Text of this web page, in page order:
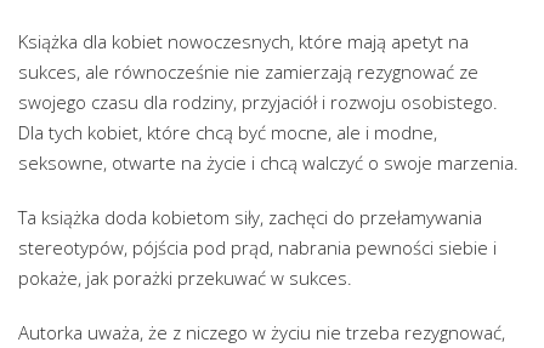
Książka dla kobiet nowoczesnych, które mają apetyt na
sukces, ale równocześnie nie zamierzają rezygnować ze
swojego czasu dla rodziny, przyjaciół i rozwoju osobistego.
Dla tych kobiet, które chcą być mocne, ale i modne,
seksowne, otwarte na życie i chcą walczyć o swoje marzenia.
Ta książka doda kobietom siły, zachęci do przełamywania
stereotypów, pójścia pod prąd, nabrania pewności siebie i
pokaże, jak porażki przekuwać w sukces.
Autorka uważa, że z niczego w życiu nie trzeba rezygnować,